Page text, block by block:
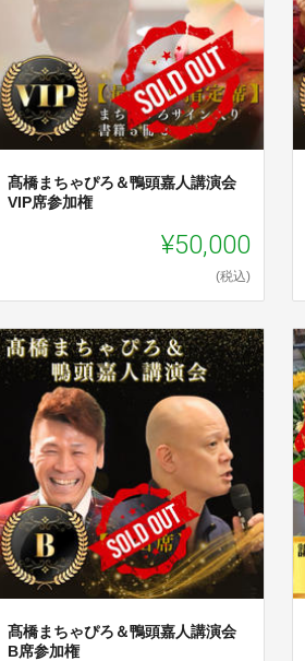
髙橋まちゃぴろ＆鴨頭嘉人講演会
VIP席参加権
¥50,000
(税込)
髙橋まちゃぴろ＆鴨頭嘉人講演会
B席参加権